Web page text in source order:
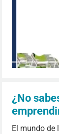
¿No
El mundo de